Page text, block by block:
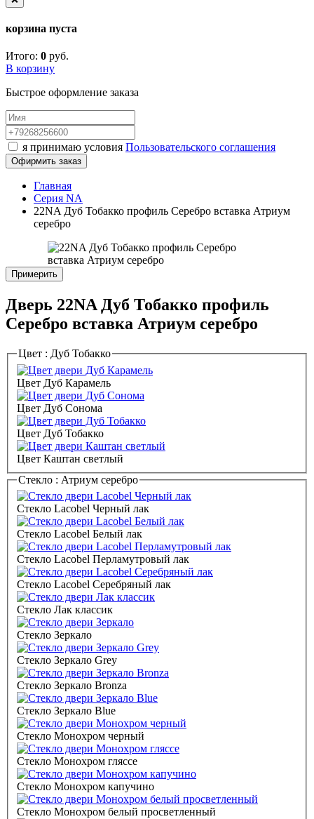
корзина пуста
Итого: 0 руб.
В корзину
Быстрое оформление заказа
я принимаю условия Пользовательского соглашения
Офирмить заказ
Главная
Серия NA
22NA Дуб Тобакко профиль Серебро вставка Атриум
серебро
Примерить
Дверь 22NA Дуб Тобакко профиль
Серебро вставка Атриум серебро
Цвет : Дуб Тобакко
Цвет Дуб Карамель
Цвет Дуб Сонома
Цвет Дуб Тобакко
Цвет Каштан светлый
Стекло : Атриум серебро
Стекло Lacobel Черный лак
Стекло Lacobel Белый лак
Стекло Lacobel Перламутровый лак
Стекло Lacobel Серебряный лак
Стекло Лак классик
Стекло Зеркало
Стекло Зеркало Grey
Стекло Зеркало Bronza
Стекло Зеркало Blue
Стекло Монохром черный
Стекло Монохром гляссе
Стекло Монохром капучино
Стекло Монохром белый просветленный